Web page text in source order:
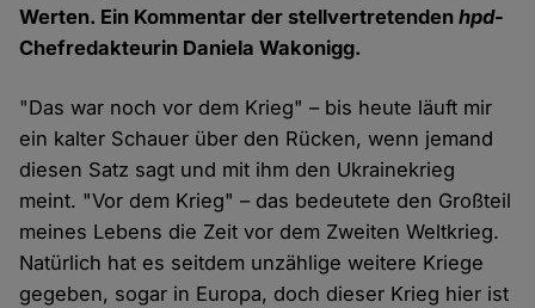
Werten. Ein Kommentar der stellvertretendenhpd-
Chefredakteurin Daniela Wakonigg.
"Das war noch vor dem Krieg" – bis heute läuft mir
ein kalter Schauer über den Rücken, wenn jemand
diesen Satz sagt und mit ihm den Ukrainekrieg
meint. "Vor dem Krieg" – das bedeutete den Großteil
meines Lebens die Zeit vor dem Zweiten Weltkrieg.
Natürlich hat es seitdem unzählige weitere Kriege
gegeben, sogar in Europa, doch dieser Krieg hier ist